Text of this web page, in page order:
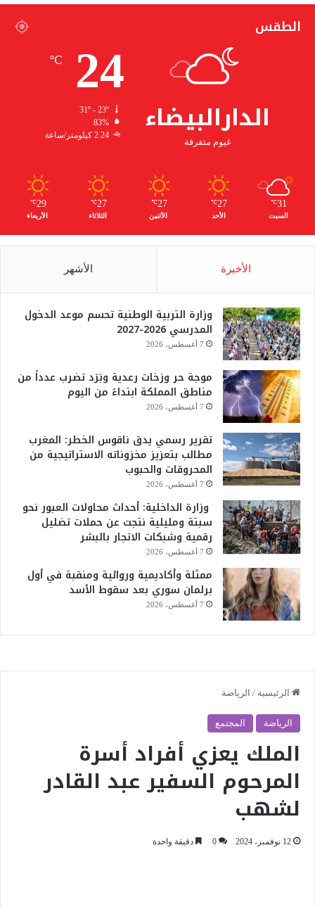
الطقس
الدارالبيضاء
غيوم متفرقة
24
℃
83%
2.24 كيلومتر/ساعة
31
℃
السبت
27
℃
الأحد
27
℃
الأثنين
27
℃
الثلاثاء
29
℃
الأربعاء
الأخيرة الأشهر
وزارة التربية الوطنية تحسم موعد الدخول
المدرسي 2026-2027
7 أغسطس، 2026
موجة حر وزخات رعدية وبَرَد تضرب عدداً من
مناطق المملكة ابتداءً من اليوم
7 أغسطس، 2026
تقرير رسمي يدق ناقوس الخطر: المغرب
مطالب بتعزيز مخزوناته الاستراتيجية من
المحروقات والحبوب
7 أغسطس، 2026
وزارة الداخلية: أحداث محاولات العبور نحو
سبتة ومليلية نتجت عن حملات تضليل
رقمية وشبكات الاتجار بالبشر
7 أغسطس، 2026
ممثلة وأكاديمية وروائية ومنقبة في أول
برلمان سوري بعد سقوط الأسد
7 أغسطس، 2026